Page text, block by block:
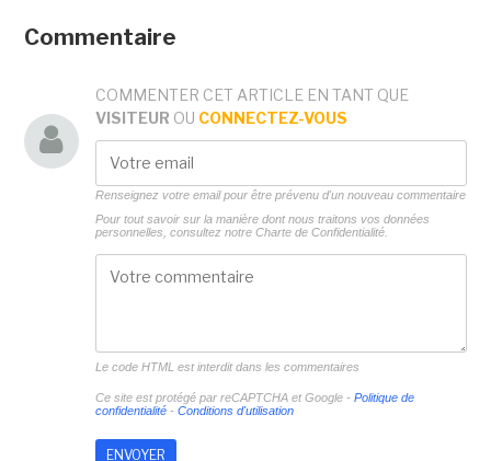
Commentaire
COMMENTER CET ARTICLE EN TANT QUE
VISITEUR OU CONNECTEZ-VOUS
Renseignez votre email pour être prévenu d'un nouveau commentaire
Pour tout savoir sur la manière dont nous traitons vos données
personnelles, consultez notre Charte de Confidentialité.
Le code HTML est interdit dans les commentaires
Ce site est protégé par reCAPTCHA et Google - Politique de
confidentialité- Conditions d'utilisation